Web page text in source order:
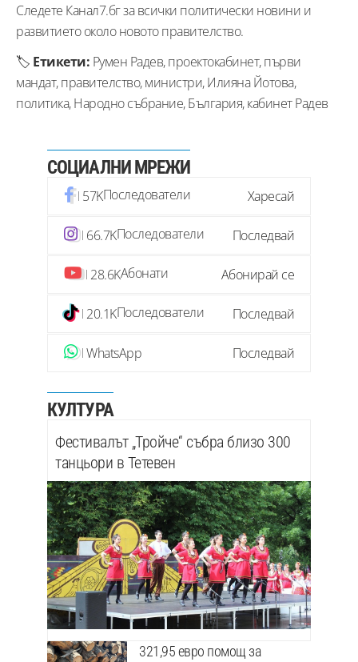
Следете Канал7.бг за всички политически новини и
развитието около новото правителство.
🏷️ Етикети: Румен Радев, проектокабинет, първи
мандат, правителство, министри, Илияна Йотова,
политика, Народно събрание, България, кабинет Радев
СОЦИАЛНИ МРЕЖИ
57KПоследователи Харесай
66.7KПоследователи Последвай
28.6KАбонати Абонирай се
20.1KПоследователи Последвай
WhatsApp Последвай
КУЛТУРА
Фестивалът „Тройче“ събра близо 300
танцьори в Тетевен
321,95 евро помощ за